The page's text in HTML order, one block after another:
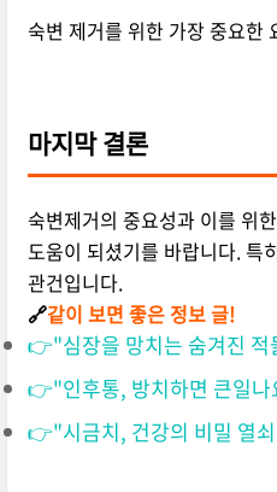
숙변 제거를 위한 가장 중요한
마지막 결론
숙변제거의 중요성과 이를 위
도움이 되셨기를 바랍니다. 특
관건입니다.
🔗같이 보면 좋은 정보 글!
👉"심장을 망치는 숨겨진 적
👉"인후통, 방치하면 큰일
👉"시금치, 건강의 비밀 열